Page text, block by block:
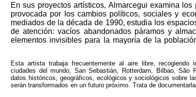
En sus proyectos artísticos, Almarcegui examina
provocada por los cambios políticos, sociales y
mediados de la década de 1990, estudia los
de atención: vacíos abandonados páramos y
elementos invisibles para la mayoría de la
Esta artista trabaja frecuentemente al aire libre,recogiendo
ciudades del mundo
San Sebastián Rotterdam Bilbao,São
datos históricos
geográficos
ecológicos y sociológicos sobre
serán transformados en un futuro próximo Trata de